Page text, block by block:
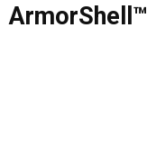
ArmorShell™